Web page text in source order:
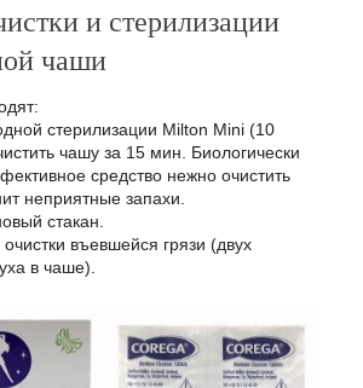
и стерилизации
чаши
стерилизации Milton Mini (10
чашу за 15 мин. Биологически
средство нежно очистить
неприятные запахи.
стакан.
въевшейся грязи (двух
в чаше).